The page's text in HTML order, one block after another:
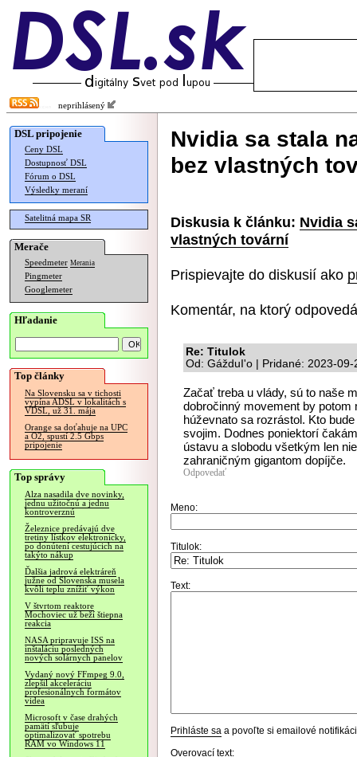
neprihlásený
DSL pripojenie
Ceny DSL
Dostupnosť DSL
Fórum o DSL
Výsledky meraní
Satelitná mapa SR
Merače
Speedmeter Merania
Pingmeter
Googlemeter
Hľadanie
Top články
Na Slovensku sa v tichosti
vypína ADSL v lokalitách s
VDSL, už 31. mája
Orange sa doťahuje na UPC
a O2, spustí 2.5 Gbps
pripojenie
Top správy
Alza nasadila dve novinky,
jednu užitočnú a jednu
kontroverznú
Železnice predávajú dve
tretiny lístkov elektronicky,
po donútení cestujúcich na
takýto nákup
Ďalšia jadrová elektráreň
južne od Slovenska musela
kvôli teplu znížiť výkon
V štvrtom reaktore
Mochoviec už beží štiepna
reakcia
NASA pripravuje ISS na
inštaláciu posledných
nových solárnych panelov
Vydaný nový FFmpeg 9.0,
zlepšil akceleráciu
profesionálnych formátov
videa
Microsoft v čase drahých
pamätí sľubuje
optimalizovať spotrebu
RAM vo Windows 11
Nvidia sa stala
bez vlastných
Diskusia k článku: Nvidia
vlastných tovární
Prispievajte do diskusií ako
Komentár, na ktorý
Re: Titulok
Od: GážduI'o | Pridané: 2023-09-
Začať treba u vlády, sú to naše
dobročinný movement by potom
húževnato sa rozrástol. Kto
svojim. Dodnes poniektorí
ústavu a slobodu všetkým len
zahraničným gigantom dopíjče.
Odpovedať
Meno:
Titulok:
Text:
Prihláste sa a povoľte si emailové
Overovací text: